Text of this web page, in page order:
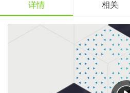
详情 相关